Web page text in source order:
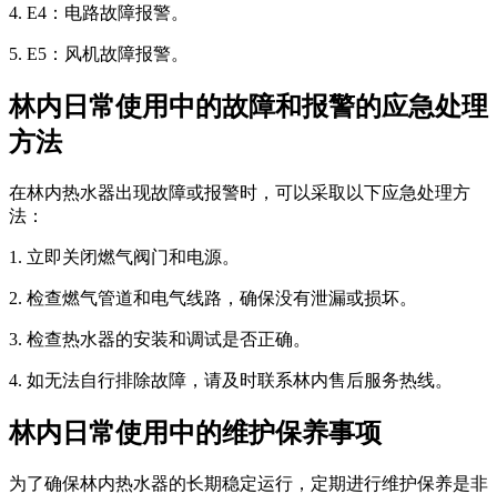
4. E4：电路故障报警。
5. E5：风机故障报警。
林内日常使用中的故障和报警的应急处理
方法
在林内热水器出现故障或报警时，可以采取以下应急处理方
法：
1. 立即关闭燃气阀门和电源。
2. 检查燃气管道和电气线路，确保没有泄漏或损坏。
3. 检查热水器的安装和调试是否正确。
4. 如无法自行排除故障，请及时联系林内售后服务热线。
林内日常使用中的维护保养事项
为了确保林内热水器的长期稳定运行，定期进行维护保养是非